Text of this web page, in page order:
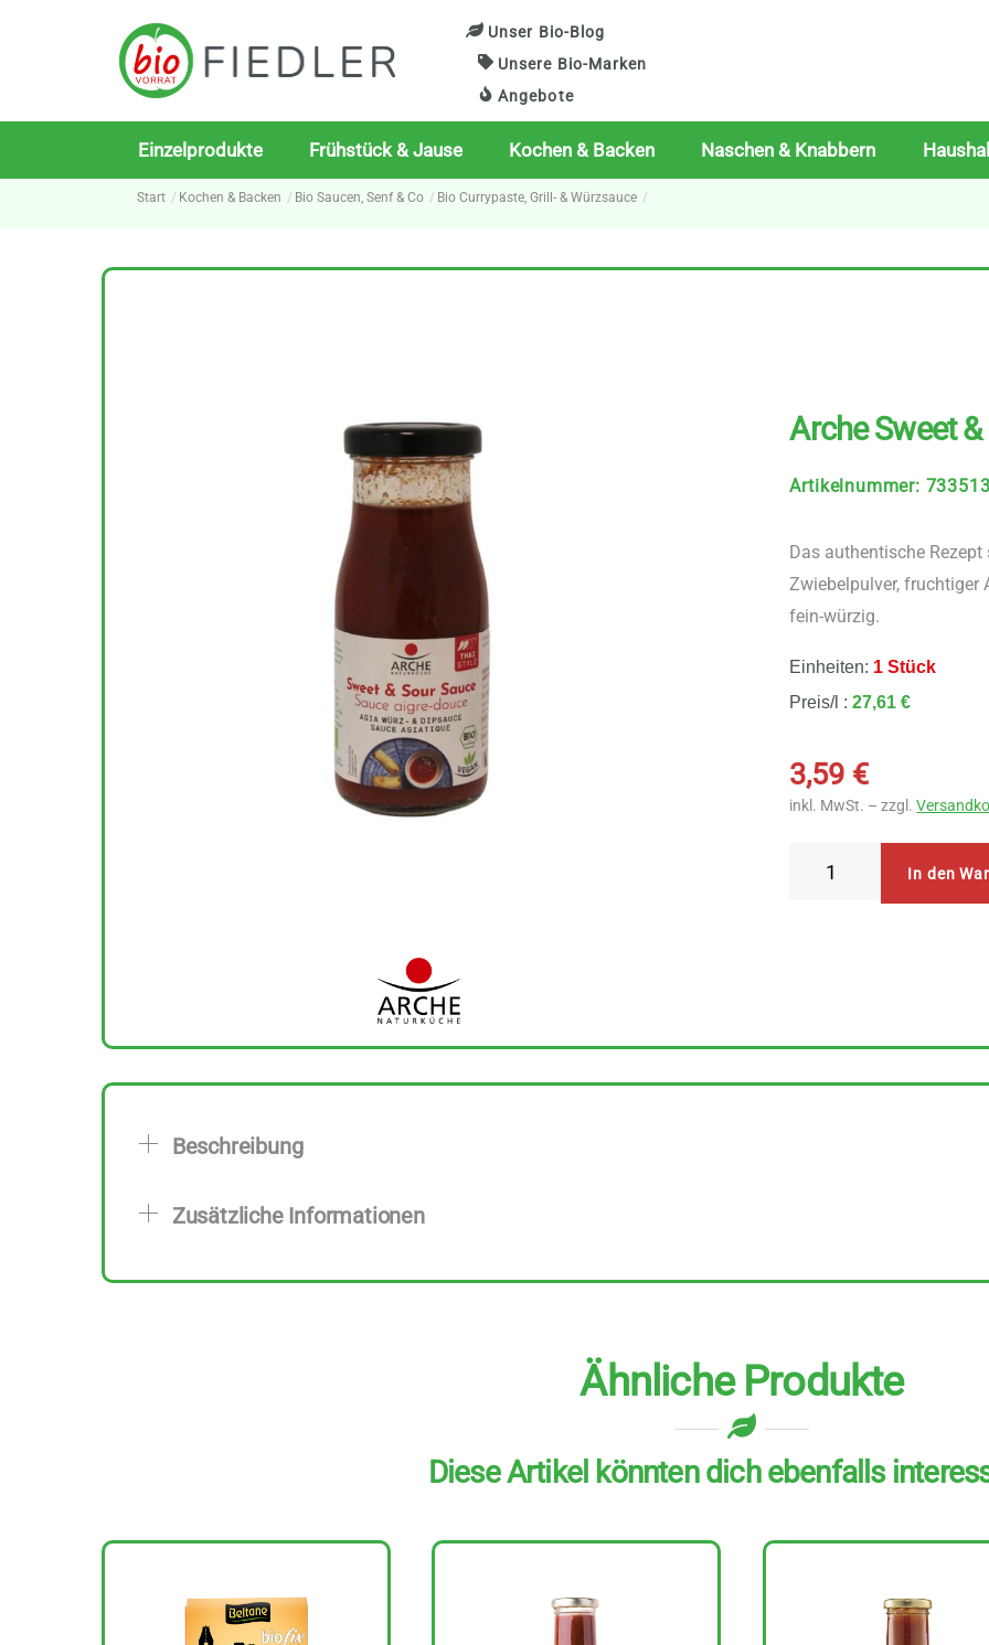
Unser Bio-Blog
Unsere Bio-Marken
Angebote
Einzelprodukte Frühstück & Jause Kochen & Backen Naschen & Knabbern
Start Kochen & Backen Bio Saucen, Senf & Co Bio Currypaste, Grill- & Würzsauce
Arche Sweet
Artikelnummer:
Das authentische
Zwiebelpulver, fruchtiger
fein-würzig.
Einheiten: 1 Stück
Preis/l :27,61 €
3,59 €
inkl. MwSt. – zzgl.
ml
Menge
In den
Beschreibung
Zusätzliche Informationen
Ähnliche Produkte
Diese Artikel könnten dich ebenfalls